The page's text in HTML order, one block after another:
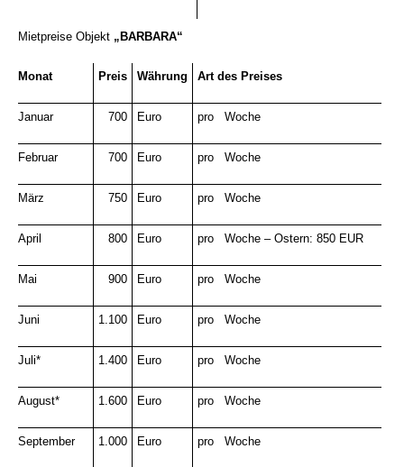
Mietpreise Objekt „BARBARA“
Monat Preis Währung Art des Preises
Januar 700 Euro pro Woche
Februar 700 Euro pro Woche
März 750 Euro pro Woche
April 800 Euro pro Woche – Ostern: 850 EUR
Mai 900 Euro pro Woche
Juni 1.100 Euro pro Woche
Juli* 1.400 Euro pro Woche
August* 1.600 Euro pro Woche
September 1.000 Euro pro Woche